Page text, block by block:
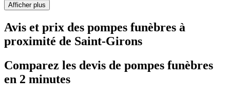
Afficher plus
Avis et prix des pompes funèbres à
proximité de Saint-Girons
Comparez les devis de pompes funèbres
en 2 minutes